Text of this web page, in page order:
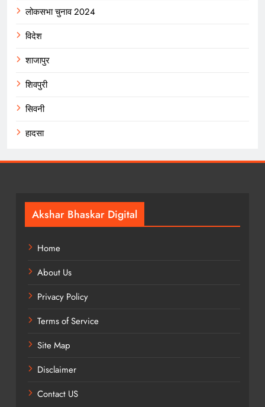
लोकसभा चुनाव 2024
विदेश
शाजापुर
शिवपुरी
सिवनी
हादसा
Akshar Bhaskar Digital
Home
About Us
Privacy Policy
Terms of Service
Site Map
Disclaimer
Contact US